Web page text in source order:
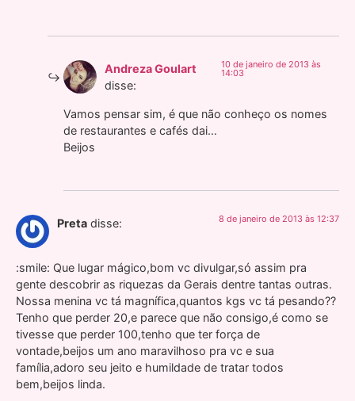
Andreza Goulart
disse:
10 de janeiro de 2013 às
14:03
Vamos pensar sim, é que não conheço os nomes
de restaurantes e cafés dai…
Beijos
Preta disse: 8 de janeiro de 2013 às 12:37
:smile: Que lugar mágico,bom vc divulgar,só assim pra
gente descobrir as riquezas da Gerais dentre tantas outras.
Nossa menina vc tá magnífica,quantos kgs vc tá pesando??
Tenho que perder 20,e parece que não consigo,é como se
tivesse que perder 100,tenho que ter força de
vontade,beijos um ano maravilhoso pra vc e sua
família,adoro seu jeito e humildade de tratar todos
bem,beijos linda.